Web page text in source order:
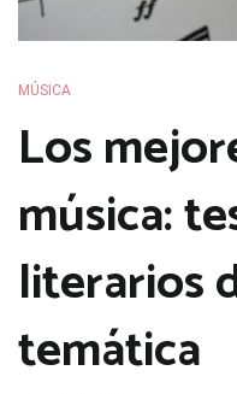
MÚSICA
Los
música:
literarios
temática